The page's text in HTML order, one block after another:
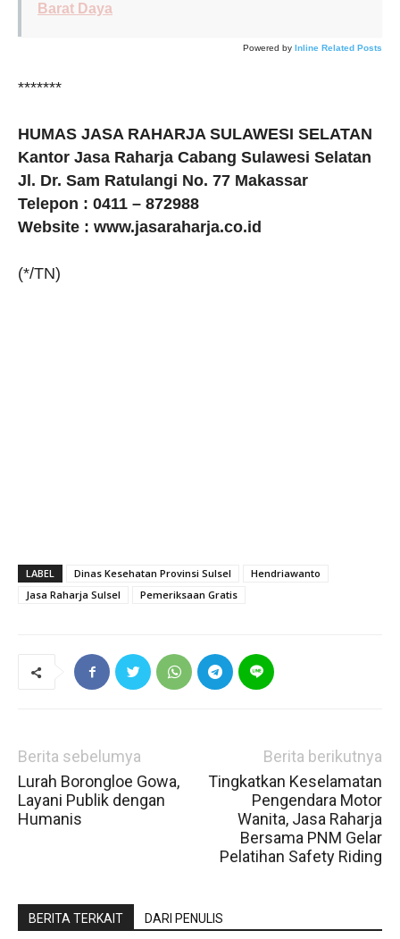
Barat Daya
Powered by Inline Related Posts
*******
HUMAS JASA RAHARJA SULAWESI SELATAN
Kantor Jasa Raharja Cabang Sulawesi Selatan
Jl. Dr. Sam Ratulangi No. 77 Makassar
Telepon : 0411 – 872988
Website : www.jasaraharja.co.id
(*/TN)
LABEL Dinas Kesehatan Provinsi Sulsel
Hendriawanto
Jasa Raharja Sulsel
Pemeriksaan Gratis
Berita sebelumya
Lurah Borongloe Gowa,
Layani Publik dengan
Humanis
Berita berikutnya
Tingkatkan Keselamatan
Pengendara Motor
Wanita, Jasa Raharja
Bersama PNM Gelar
Pelatihan Safety Riding
BERITA TERKAIT DARI PENULIS